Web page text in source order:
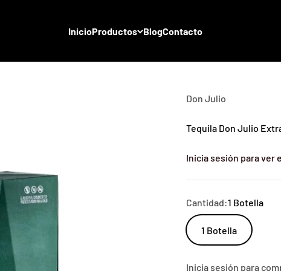
InicioProductos BlogContacto
Don Julio
Tequila Don Julio
Inicia sesión para ver
Cantidad:1 Botella
1 Botella
Inicia sesión para